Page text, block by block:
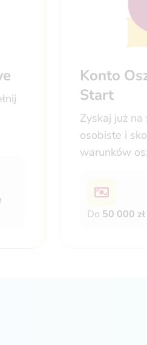
Konto
Start
Zyskaj już
osobiste i
warunków
Do 50 000 zł